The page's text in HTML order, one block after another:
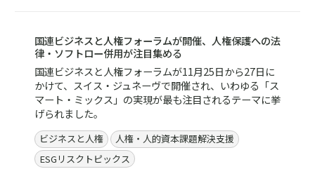
コラム／トピックス
国連ビジネスと人権フォーラムが開催、人権保護への法
律・ソフトロー併用が注目集める
国連ビジネスと人権フォーラムが11月25日から27日に
かけて、スイス・ジュネーヴで開催され、いわゆる「ス
マート・ミックス」の実現が最も注目されるテーマに挙
げられました。
ビジネスと人権
人権・人的資本課題解決支援
ESGリスクトピックス